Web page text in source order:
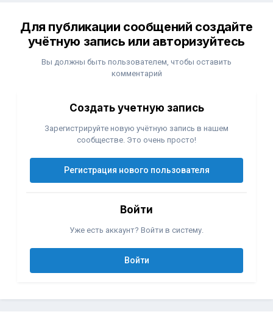
Для публикации сообщений создайте
учётную запись или авторизуйтесь
Вы должны быть пользователем, чтобы оставить
комментарий
Создать учетную запись
Зарегистрируйте новую учётную запись в нашем
сообществе. Это очень просто!
Регистрация нового пользователя
Войти
Уже есть аккаунт? Войти в систему.
Войти